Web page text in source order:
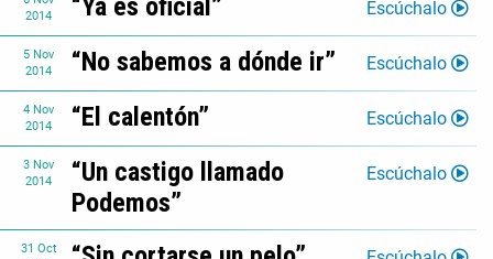
2014
“Ya es oficial” Escúchalo
5 Nov
2014
“No sabemos a dónde ir” Escúchalo
4 Nov
2014
“El calentón” Escúchalo
3 Nov
2014
“Un castigo llamado
Podemos”
Escúchalo
31 Oct